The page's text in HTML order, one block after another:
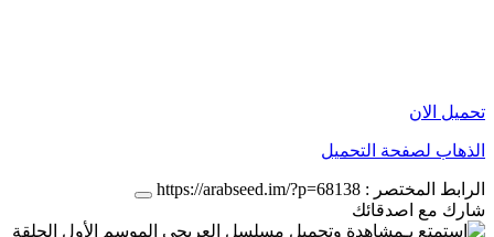
تحميل الان
الذهاب لصفحة التحميل
الرابط المختصر : https://arabseed.im/?p=68138
شارك مع اصدقائك